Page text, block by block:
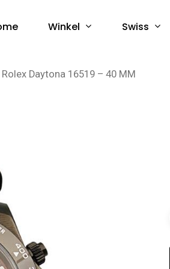
Winkel Swiss
Daytona 16519 – 40 MM